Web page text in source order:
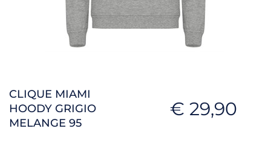
CLIQUE MIAMI
HOODY GRIGIO
MELANGE 95
€ 29,90